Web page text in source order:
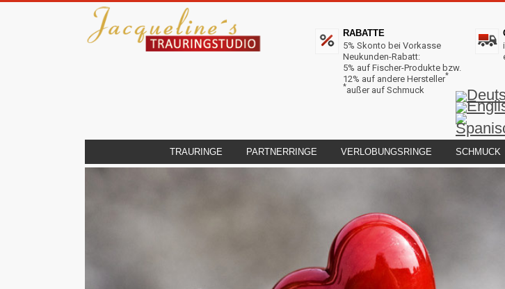
RABATTE
5% Skonto bei Vorkasse
Neukunden-Rabatt:
5% auf Fischer-Produkte bzw.
12% auf andere Hersteller*
*außer auf Schmuck
TRAURINGE PARTNERRINGE VERLOBUNGSRINGE SCHMUCK